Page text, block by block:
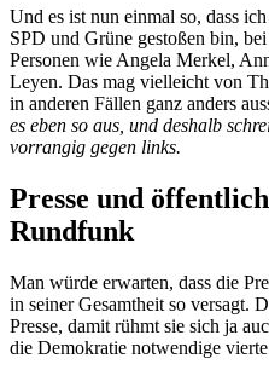
Und es ist nun einmal so, dass
SPD und Grüne gestoßen bin,
Personen wie Angela Merkel,
Leyen. Das mag vielleicht von
in anderen Fällen ganz anders
es eben so aus, und deshalb
vorrangig gegen links.
Presse und
Rundfunk
Man würde erwarten, dass die
in seiner Gesamtheit so versagt.
Presse, damit rühmt sie sich ja
die Demokratie notwendige